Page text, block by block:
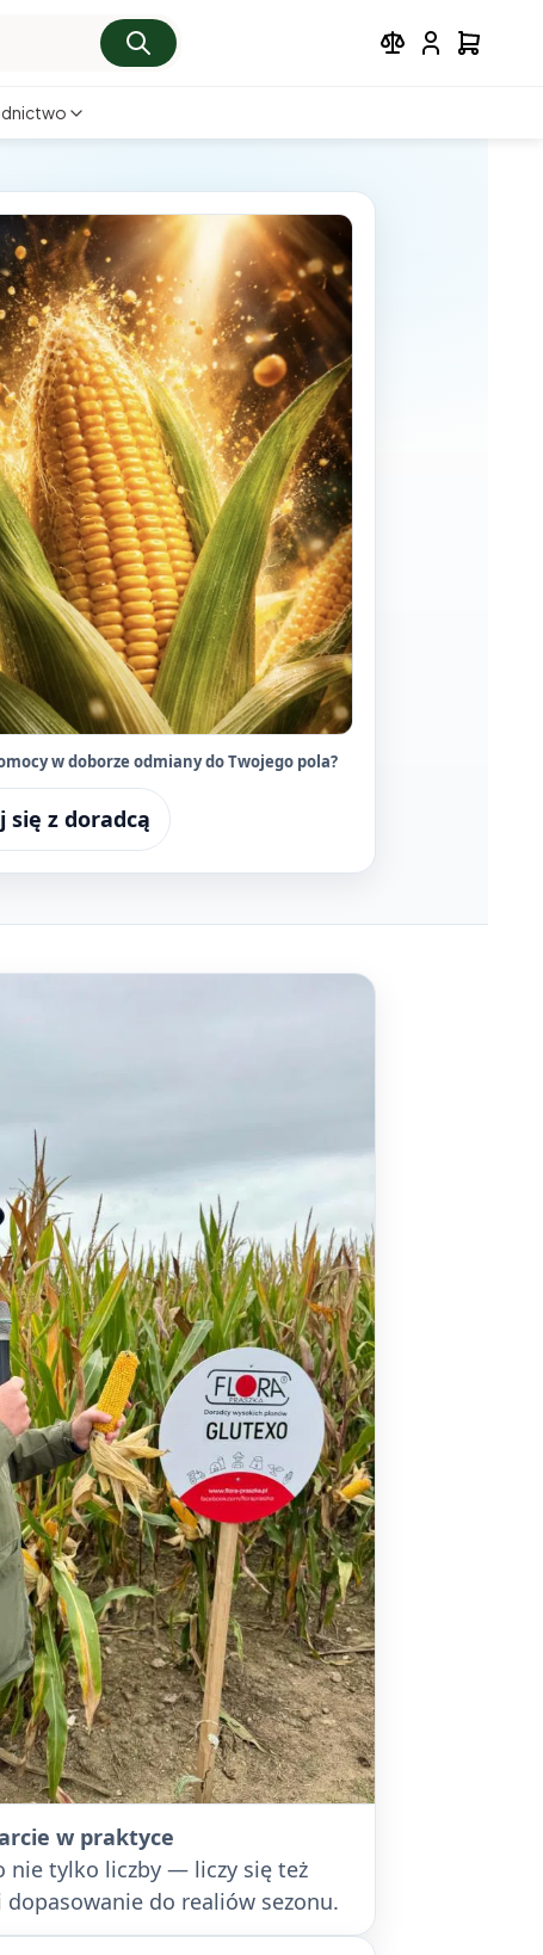
w doborze odmiany do Twojego pola?
z doradcą
w praktyce
nie tylko liczby — liczy się też
do realiów sezonu.